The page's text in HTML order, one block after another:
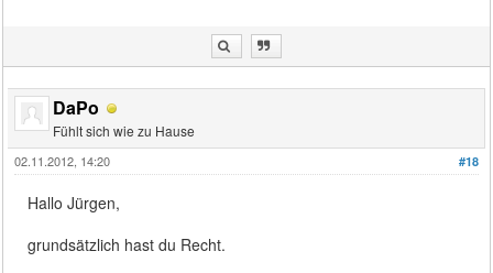
DaPo
Fühlt sich wie zu Hause
#18
02.11.2012, 14:20
Hallo Jürgen,
grundsätzlich hast du Recht.